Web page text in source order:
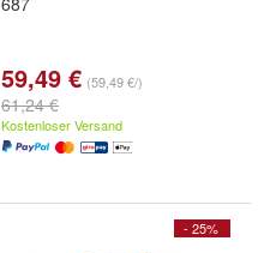
59,49 € (59,49 €/)
61,24 €
Kostenloser Versand
- 25%